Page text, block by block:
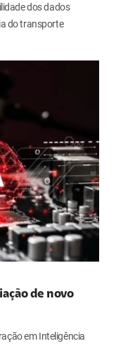
dos dados
do transporte
de novo
em Inteligência